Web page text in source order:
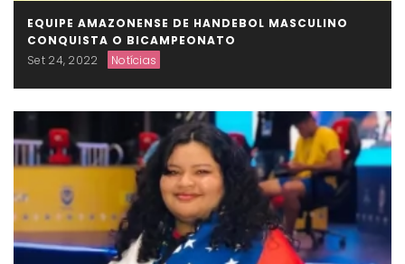
EQUIPE AMAZONENSE DE HANDEBOL MASCULINO
CONQUISTA O BICAMPEONATO
Set 24, 2022
Notícias